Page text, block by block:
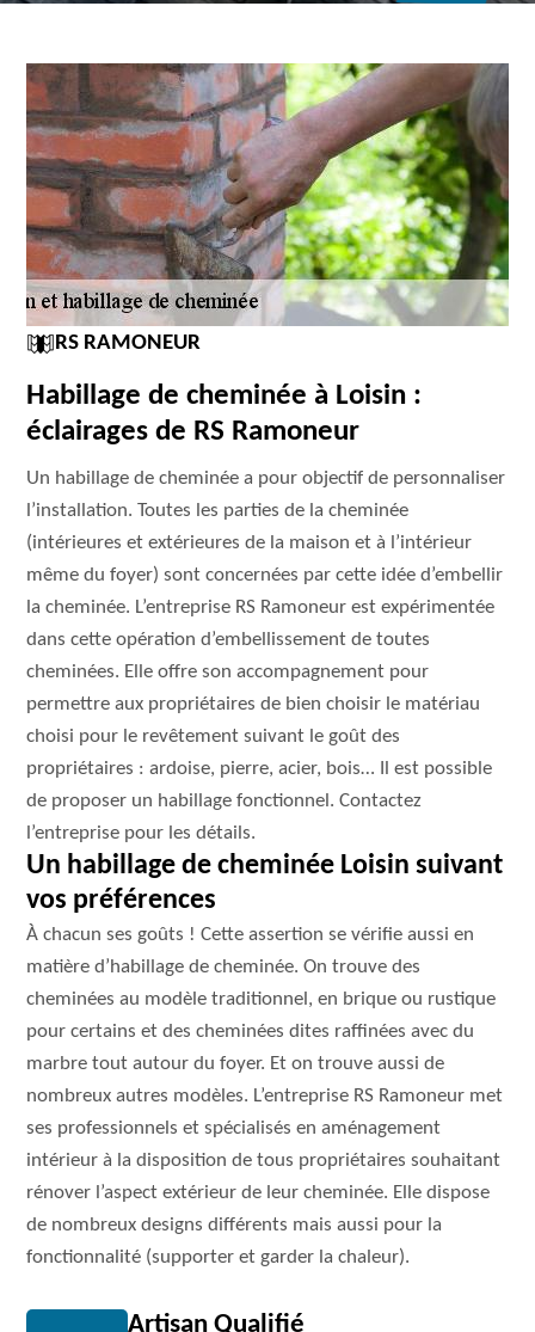
RS RAMONEUR
Habillage de cheminée à Loisin :
éclairages de RS Ramoneur
Un habillage de cheminée a pour objectif de personnaliser
l’installation. Toutes les parties de la cheminée
(intérieures et extérieures de la maison et à l’intérieur
même du foyer) sont concernées par cette idée d’embellir
la cheminée. L’entreprise RS Ramoneur est expérimentée
dans cette opération d’embellissement de toutes
cheminées. Elle offre son accompagnement pour
permettre aux propriétaires de bien choisir le matériau
choisi pour le revêtement suivant le goût des
propriétaires : ardoise, pierre, acier, bois… Il est possible
de proposer un habillage fonctionnel. Contactez
l’entreprise pour les détails.
Un habillage de cheminée Loisin suivant
vos préférences
À chacun ses goûts ! Cette assertion se vérifie aussi en
matière d’habillage de cheminée. On trouve des
cheminées au modèle traditionnel, en brique ou rustique
pour certains et des cheminées dites raffinées avec du
marbre tout autour du foyer. Et on trouve aussi de
nombreux autres modèles. L’entreprise RS Ramoneur met
ses professionnels et spécialisés en aménagement
intérieur à la disposition de tous propriétaires souhaitant
rénover l’aspect extérieur de leur cheminée. Elle dispose
de nombreux designs différents mais aussi pour la
fonctionnalité (supporter et garder la chaleur).
Artisan Qualifié